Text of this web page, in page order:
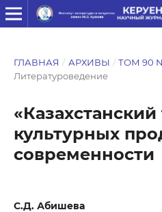
ГЛАВНАЯ / АРХИВЫ / ТОМ 90 №
Литературоведение
«Казахстанский
культурных
современности
С.Д. Абишева